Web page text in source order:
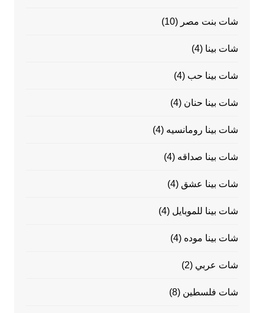
شات بنت مصر (10)
شات بينا (4)
شات بينا حب (4)
شات بينا حنان (4)
شات بينا رومانسيه (4)
شات بينا صداقه (4)
شات بينا عشق (4)
شات بينا للموبايل (4)
شات بينا موده (4)
شات عربي (2)
شات فلسطين (8)